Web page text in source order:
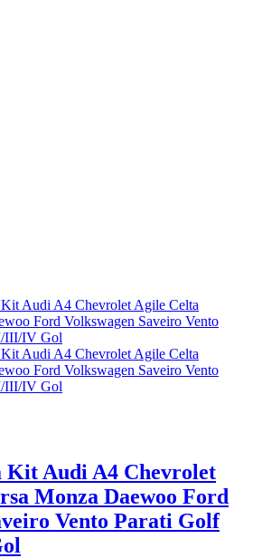
Kit Audi A4 Chevrolet
Monza Daewoo Ford
Vento Parati Golf